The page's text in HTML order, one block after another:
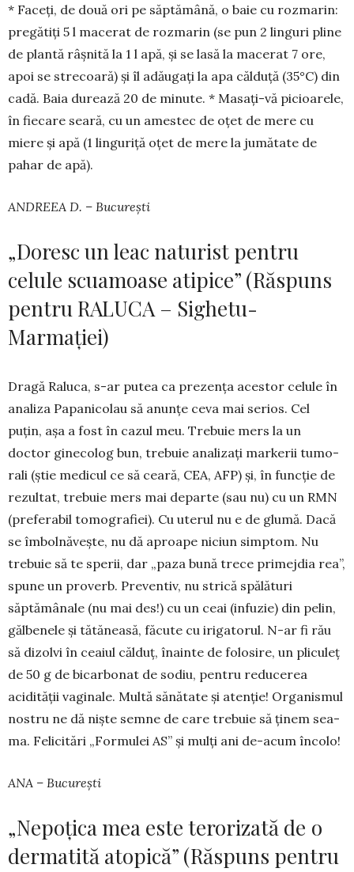
* Faceți, de două ori pe săptămână, o baie cu rozmarin:
pre­gătiți 5 l ma­cerat de rozmarin (se pun 2 linguri pline
de plantă râșnită la 1 l apă, și se lasă la macerat 7 ore,
apoi se strecoară) și îl adăugați la apa călduță (35°C) din
cadă. Baia durează 20 de minute. * Masați-vă pi­cioarele,
în fiecare seară, cu un amestec de oțet de mere cu
miere și apă (1 linguriță oțet de mere la jumătate de
pahar de apă).
ANDREEA D. – București
„Doresc un leac naturist pentru
celule scuamoase atipice” (Răspuns
pentru RALUCA – Sighetu-
Marmației)
Dragă Raluca, s-ar putea ca pre­zența acestor ce­lule în
analiza Pa­panicolau să anunțe ceva mai serios. Cel
puțin, așa a fost în cazul meu. Trebuie mers la un
doctor ginecolog bun, trebuie ana­lizați markerii tu­mo­­
rali (știe medicul ce să ceară, CEA, AFP) și, în func­ție de
rezultat, trebuie mers mai departe (sau nu) cu un RMN
(pre­ferabil to­mo­gra­fiei). Cu uterul nu e de glumă. Dacă
se îmbol­năvește, nu dă aproape niciun simptom. Nu
trebuie să te sperii, dar „paza bună trece primejdia rea”,
spune un pro­verb. Preven­tiv, nu strică spă­lă­turi
săptămânale (nu mai des!) cu un ceai (infuzie) din pelin,
gălbenele și tătăneasă, fă­cute cu iriga­torul. N-ar fi rău
să dizolvi în ceaiul căl­duț, îna­in­te de fo­losire, un pliculeț
de 50 g de bicar­bonat de so­diu, pentru re­du­­cerea
acidității vaginale. Multă să­­nă­tate și atenție! Orga­nismul
nos­tru ne dă niște sem­ne de care trebuie să ți­nem sea­
ma. Felicitări „For­­­mu­lei AS” și mulți ani de-acum în­colo!
ANA – București
„Nepoțica mea este terorizată de o
dermatită atopică” (Răspuns pentru